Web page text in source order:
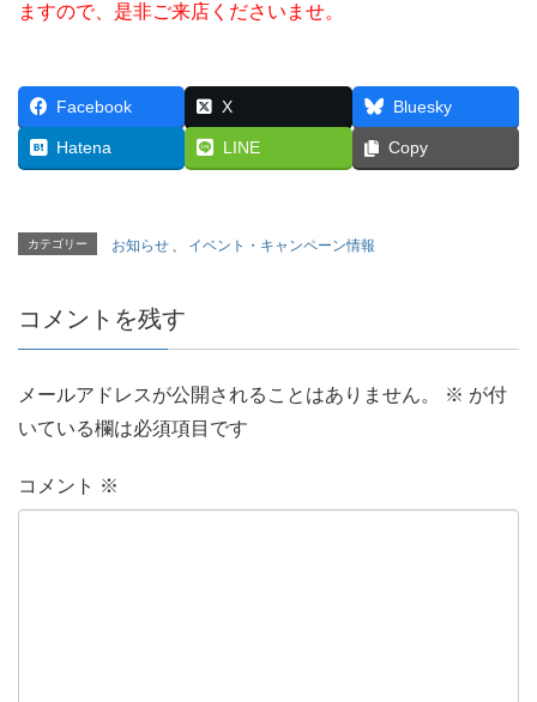
ますので、是非ご来店くださいませ。
Facebook X Bluesky
Hatena LINE Copy
カテゴリー お知らせ 、 イベント・キャンペーン情報
コメントを残す
メールアドレスが公開されることはありません。 ※ が付
いている欄は必須項目です
コメント ※